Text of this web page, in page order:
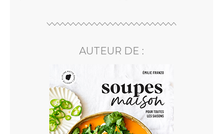
AUTEUR DE :